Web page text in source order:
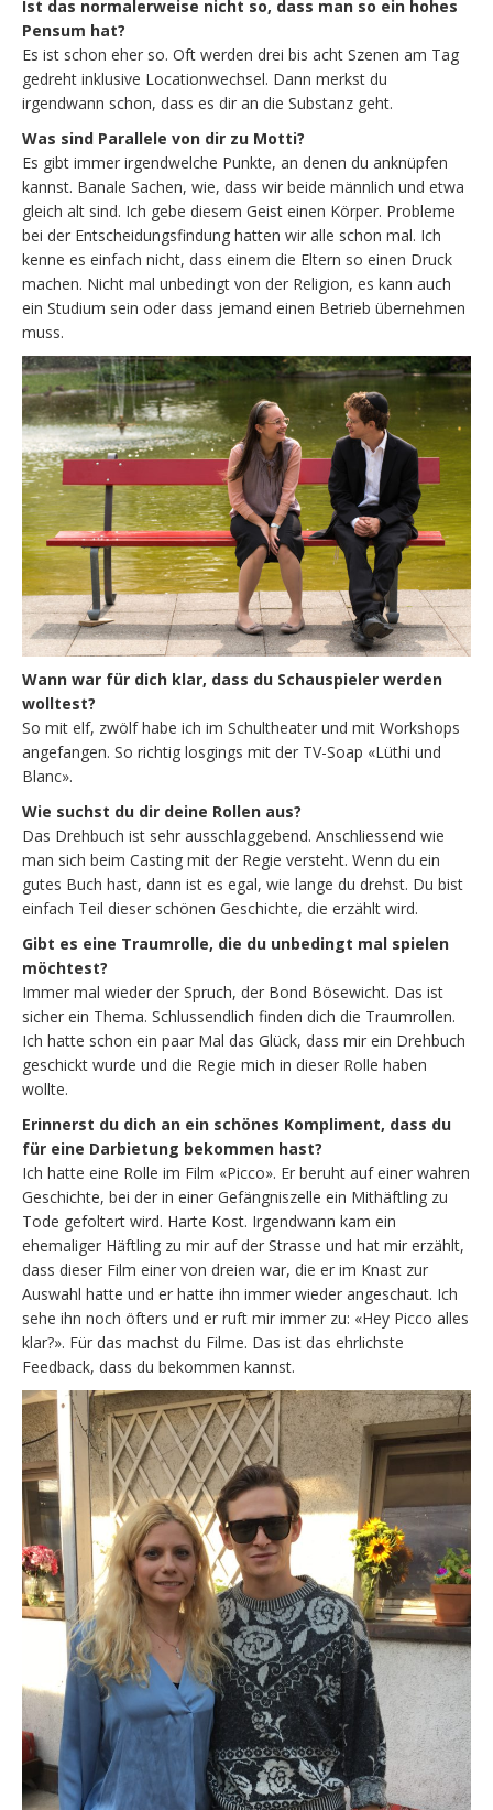
Ist das normalerweise nicht so, dass man so ein hohes
Pensum hat?
Es ist schon eher so. Oft werden drei bis acht Szenen am Tag
gedreht inklusive Locationwechsel. Dann merkst du
irgendwann schon, dass es dir an die Substanz geht.
Was sind Parallele von dir zu Motti?
Es gibt immer irgendwelche Punkte, an denen du anknüpfen
kannst. Banale Sachen, wie, dass wir beide männlich und etwa
gleich alt sind. Ich gebe diesem Geist einen Körper. Probleme
bei der Entscheidungsfindung hatten wir alle schon mal. Ich
kenne es einfach nicht, dass einem die Eltern so einen Druck
machen. Nicht mal unbedingt von der Religion, es kann auch
ein Studium sein oder dass jemand einen Betrieb übernehmen
muss.
Wann war für dich klar, dass du Schauspieler werden
wolltest?
So mit elf, zwölf habe ich im Schultheater und mit Workshops
angefangen. So richtig losgings mit der TV-Soap «Lüthi und
Blanc».
Wie suchst du dir deine Rollen aus?
Das Drehbuch ist sehr ausschlaggebend. Anschliessend wie
man sich beim Casting mit der Regie versteht. Wenn du ein
gutes Buch hast, dann ist es egal, wie lange du drehst. Du bist
einfach Teil dieser schönen Geschichte, die erzählt wird.
Gibt es eine Traumrolle, die du unbedingt mal spielen
möchtest?
Immer mal wieder der Spruch, der Bond Bösewicht. Das ist
sicher ein Thema. Schlussendlich finden dich die Traumrollen.
Ich hatte schon ein paar Mal das Glück, dass mir ein Drehbuch
geschickt wurde und die Regie mich in dieser Rolle haben
wollte.
Erinnerst du dich an ein schönes Kompliment, dass du
für eine Darbietung bekommen hast?
Ich hatte eine Rolle im Film «Picco». Er beruht auf einer wahren
Geschichte, bei der in einer Gefängniszelle ein Mithäftling zu
Tode gefoltert wird. Harte Kost. Irgendwann kam ein
ehemaliger Häftling zu mir auf der Strasse und hat mir erzählt,
dass dieser Film einer von dreien war, die er im Knast zur
Auswahl hatte und er hatte ihn immer wieder angeschaut. Ich
sehe ihn noch öfters und er ruft mir immer zu: «Hey Picco alles
klar?». Für das machst du Filme. Das ist das ehrlichste
Feedback, dass du bekommen kannst.